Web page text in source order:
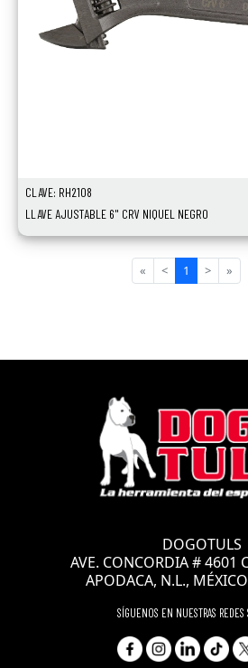
CLAVE: RH2108
LLAVE AJUSTABLE 6" CRV NIQUEL NEGRO
« < 1 > »
DOGOTULS
AVE. CONCORDIA # 4601
APODACA, N.L.,
SÍGUENOS EN NUESTRAS REDES